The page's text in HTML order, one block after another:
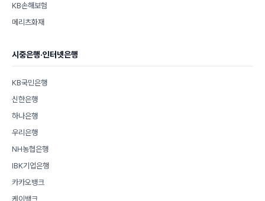
KB손해보험
메리츠화재
시중은행·인터넷은행
KB국민은행
신한은행
하나은행
우리은행
NH농협은행
IBK기업은행
카카오뱅크
케이뱅크